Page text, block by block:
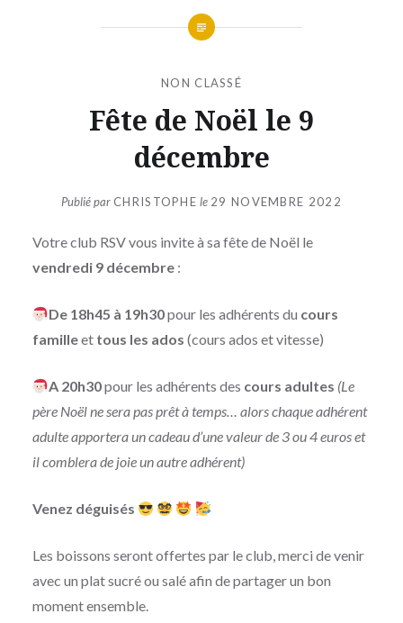
NON CLASSÉ
Fête de Noël le 9
décembre
Publié par CHRISTOPHE le 29 NOVEMBRE 2022
Votre club RSV vous invite à sa fête de Noël le
vendredi 9 décembre:
De 18h45 à 19h30pour les adhérents du cours
familleet tous les ados (cours ados et vitesse)
A 20h30pour les adhérents des cours adultes (Le
père Noël ne sera pas prêt à temps… alors chaque adhérent
adulte apportera un cadeau d’une valeur de 3 ou 4 euros et
il comblera de joie un autre adhérent)
Venez déguisés
Les boissons seront offertes par le club, merci de venir
avec un plat sucré ou salé afin de partager un bon
moment ensemble.